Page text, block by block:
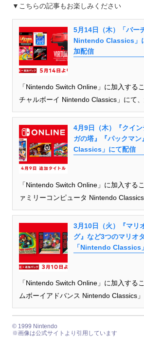
▼こちらの記事もお楽しみください
5月14日（木）「バー
Nintendo Classics」
加配信
「Nintendo Switch Online」に加入する
チャルボーイ Nintendo Classics」にて、
4月9日（木）『クイ
ガの塔』『パックマ
Classics」にて配信
「Nintendo Switch Online」に加入する
ァミリーコンピュータ Nintendo Classics
3月10日（火）『マリ
グ』など3つのマリオ
「Nintendo Classics
「Nintendo Switch Online」に加入する
ムボーイアドバンス Nintendo Classics」
© 1999 Nintendo
※画像は公式サイトより引用しています